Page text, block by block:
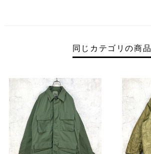
同じカテゴリの商品